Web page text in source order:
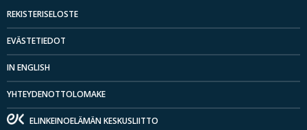
REKISTERISELOSTE
EVÄSTETIEDOT
IN ENGLISH
YHTEYDENOTTOLOMAKE
ELINKEINOELÄMÄN KESKUSLIITTO